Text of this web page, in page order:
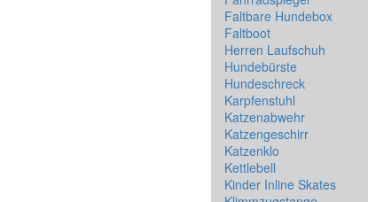
Faltbare Hundebox
Faltboot
Herren Laufschuh
Hundebürste
Hundeschreck
Karpfenstuhl
Katzenabwehr
Katzengeschirr
Katzenklo
Kettlebell
Kinder Inline Skates